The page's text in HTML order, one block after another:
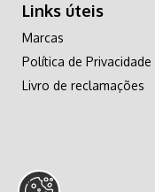
Links úteis
Marcas
Política de Privacidade
Livro de reclamações